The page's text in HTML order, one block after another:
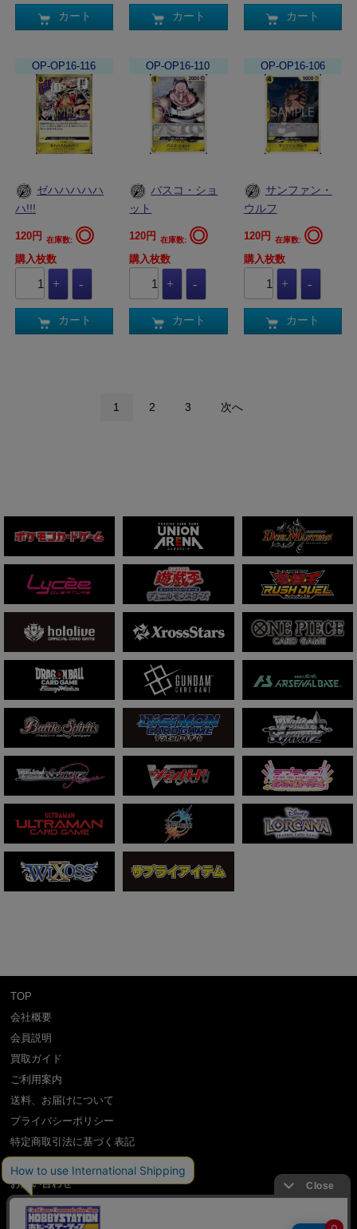
カート カート カート
OP-OP16-116
ゼハハハハハ
ハ!!!
120円 在庫数: ◎
購入枚数
カート
OP-OP16-110
バスコ・ショ
ット
120円 在庫数: ◎
購入枚数
カート
OP-OP16-106
サンファン・
ウルフ
120円 在庫数: ◎
購入枚数
カート
1 2 3 次へ
TOP
会社概要
会員説明
買取ガイド
ご利用案内
送料、お届けについて
プライバシーポリシー
特定商取引法に基づく表記
お問い合わせ
利用規約
International Shipping Guidance